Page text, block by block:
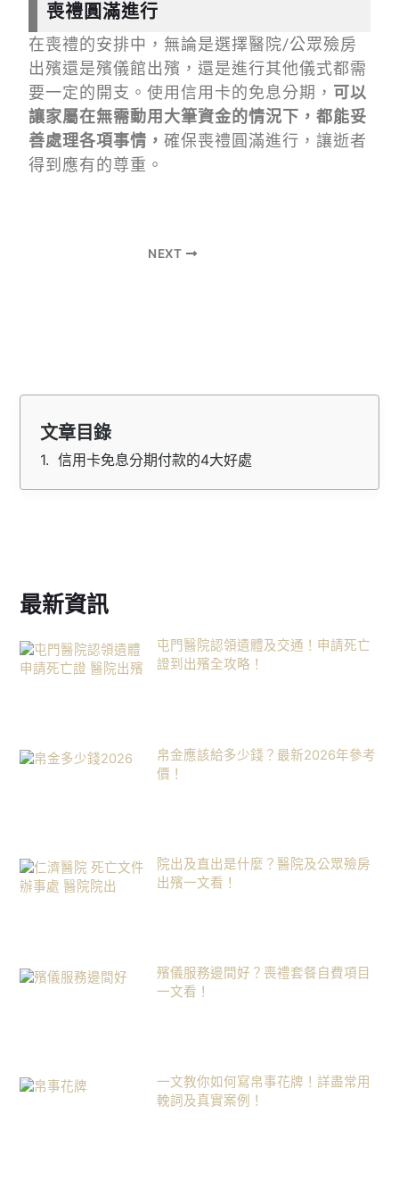
喪禮圓滿進行
在喪禮的安排中，無論是選擇醫院/公眾殮房
出殯還是殯儀館出殯，還是進行其他儀式都需
要一定的開支。使用信用卡的免息分期， 可以
讓家屬在無需動用大筆資金的情況下，都能妥
善處理各項事情，確保喪禮圓滿進行，讓逝者
得到應有的尊重。
NEXT
文章目錄
信用卡免息分期付款的4大好處
最新資訊
屯門醫院認領遺體及交通！申請死亡
證到出殯全攻略！
帛金應該給多少錢？最新2026年參考
價！
院出及直出是什麼？醫院及公眾殮房
出殯一文看！
殯儀服務邊間好？喪禮套餐自費項目
一文看！
一文教你如何寫帛事花牌！詳盡常用
輓詞及真實案例！